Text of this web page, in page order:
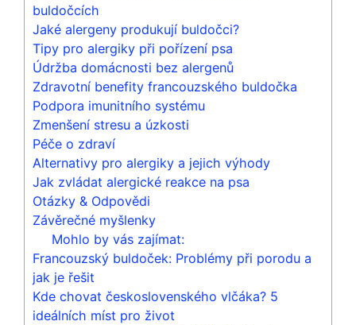
buldočcích
Jaké​ alergeny ⁣produkují‌ buldočci?
Tipy pro alergiky při pořízení psa
Údržba domácnosti⁣ bez alergenů
Zdravotní benefity francouzského buldočka
Podpora imunitního systému
Zmenšení stresu a‍ úzkosti
Péče o zdraví
Alternativy pro ⁢alergiky a jejich výhody
Jak zvládat alergické‌ reakce na⁢ psa
Otázky & Odpovědi
Závěrečné myšlenky
Mohlo by vás zajímat:
Francouzský buldoček: Problémy při porodu a
jak je řešit
Kde chovat československého vlčáka? 5
ideálních míst pro život